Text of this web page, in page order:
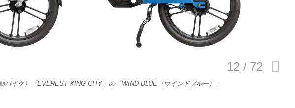
ライフスタイル
バイク）「EVEREST XING CITY」の「WIND BLUE（ウインドブルー）」